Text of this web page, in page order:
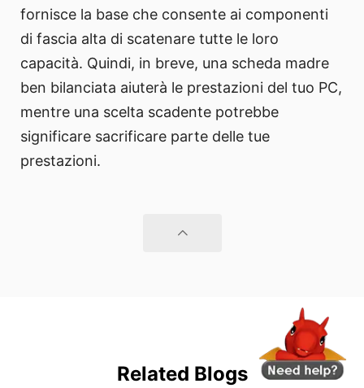
fornisce la base che consente ai componenti
di fascia alta di scatenare tutte le loro
capacità. Quindi, in breve, una scheda madre
ben bilanciata aiuterà le prestazioni del tuo PC,
mentre una scelta scadente potrebbe
significare sacrificare parte delle tue
prestazioni.
Related Blogs